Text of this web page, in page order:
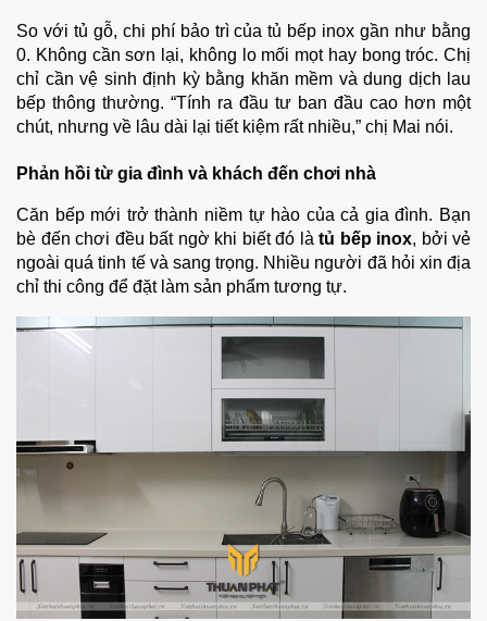
So với tủ gỗ, chi phí bảo trì của tủ bếp inox gần như bằng
0. Không cần sơn lại, không lo mối mọt hay bong tróc. Chị
chỉ cần vệ sinh định kỳ bằng khăn mềm và dung dịch lau
bếp thông thường. “Tính ra đầu tư ban đầu cao hơn một
chút, nhưng về lâu dài lại tiết kiệm rất nhiều,” chị Mai nói.
Phản hồi từ gia đình và khách đến chơi nhà
Căn bếp mới trở thành niềm tự hào của cả gia đình. Bạn
bè đến chơi đều bất ngờ khi biết đó là tủ bếp inox, bởi vẻ
ngoài quá tinh tế và sang trọng. Nhiều người đã hỏi xin địa
chỉ thi công để đặt làm sản phẩm tương tự.